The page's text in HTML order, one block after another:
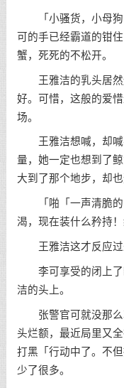
「小骚货，小母狗
可的手已经霸道的钳
蟹，死死的不松开。
王雅洁的乳头居然
好。可惜，这般的爱
场。
王雅洁想喊，却喊
量，她一定也想到了
大到了那个地步，却
「啪「一声清脆的
渴，现在装什么矜持！
王雅洁这才反应过
李可享受的闭上了
洁的头上。
张警官可就没那么
头烂额，最近局里又
打黑「行动中了。不
少了很多。